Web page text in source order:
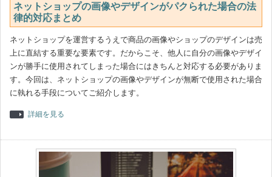
ネットショップの画像やデザインがパクられた場合の法
律的対応まとめ
ネットショップを運営するうえで商品の画像やショップのデザインは売
上に直結する重要な要素です。だからこそ、他人に自分の画像やデザイ
ンが勝手に使用されてしまった場合にはきちんと対応する必要がありま
す。今回は、ネットショップの画像やデザインが無断で使用された場合
に執れる手段についてご紹介します。
詳細を見る